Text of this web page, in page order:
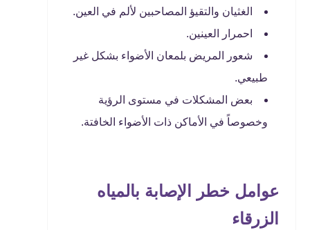
الغثيان والتقيؤ المصاحبين لألم في العين.
احمرار العينين.
شعور المريض بلمعان الأضواء بشكل غير
طبيعي.
بعض المشكلات في مستوى الرؤية
وخصوصاً في الأماكن ذات الأضواء الخافتة.
عوامل خطر الإصابة بالمياه
الزرقاء